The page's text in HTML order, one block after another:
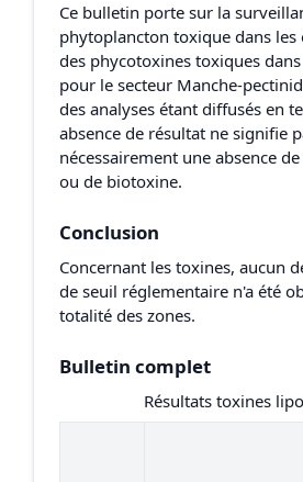
Ce bulletin porte sur la
phytoplancton toxique dans les
des phycotoxines toxiques
pour le secteur Manche-
des analyses étant diffusés en
absence de résultat ne signifie
nécessairement une absence
ou de biotoxine.
Conclusion
Concernant les toxines, aucun
de seuil réglementaire n'a été
totalité des zones.
Bulletin complet
Résultats toxines